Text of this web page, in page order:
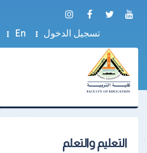
تسجيل الدخول En
التعليم والتعلم